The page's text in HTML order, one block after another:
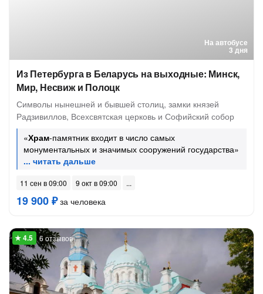
На автобусе
3 дня
Из Петербурга в Беларусь на выходные: Минск,
Мир, Несвиж и Полоцк
Символы нынешней и бывшей столиц, замки князей
Радзивиллов, Всехсвятская церковь и Софийский собор
«Храм-памятник входит в число самых
монументальных и значимых сооружений государства»
11 сен в 09:00 9 окт в 09:00
19 900 ₽за человека
6 отзывов